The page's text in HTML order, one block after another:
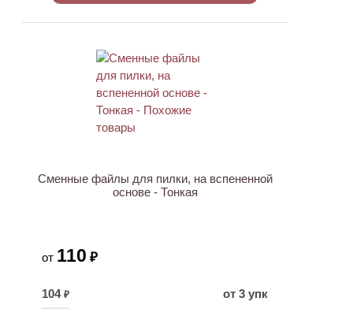
Сменные файлы для пилки, на вспененной
основе - Тонкая
от 110 ₽
104 ₽
от 3 упк